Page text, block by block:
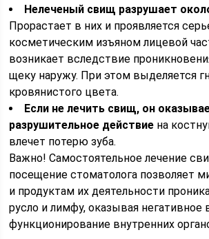
Нелеченый свищ разрушает
Прорастает в них и проявляется
косметическим изъяном лицевой
возникает вследствие
щеку наружу. При этом выделяется
кровянистого цвета.
Если не лечить свищ, он
разрушительное действие на
влечет потерю зуба.
Важно! Самостоятельное лечение
посещение стоматолога позволяет
и продуктам их деятельности
русло и лимфу, оказывая негативное
функционирование внутренних